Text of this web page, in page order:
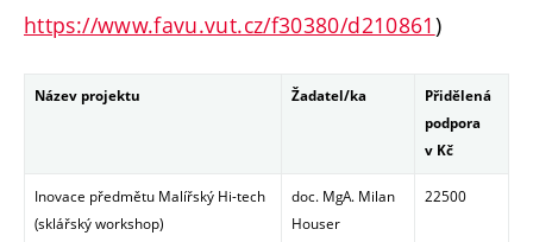
https://www.favu.vut.cz/f30380/d210861)
Název projektu Žadatel/ka
Přidělená
podpora
v Kč
Inovace předmětu Malířský Hi-tech
(sklářský workshop)
doc. MgA. Milan
Houser
22500